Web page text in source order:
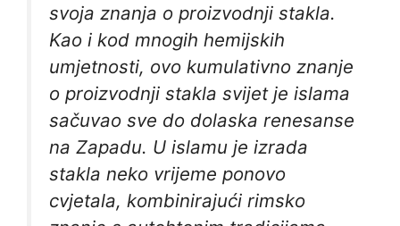
svoja znanja o proizvodnji stakla.
Kao i kod mnogih hemijskih
umjetnosti, ovo kumulativno znanje
o proizvodnji stakla svijet je islama
sačuvao sve do dolaska renesanse
na Zapadu. U islamu je izrada
stakla neko vrijeme ponovo
cvjetala, kombinirajući rimsko